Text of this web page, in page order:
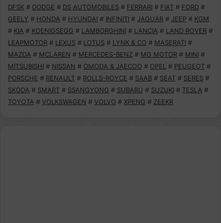
DFSK # DODGE # DS AUTOMOBILES # FERRARI # FIAT # FORD #
GEELY # HONDA # HYUNDAI # INFINITI # JAGUAR # JEEP # KGM
# KIA # KOENIGSEGG # LAMBORGHINI # LANCIA # LAND ROVER #
LEAPMOTOR # LEXUS # LOTUS # LYNK & CO # MASERATI #
MAZDA # MCLAREN # MERCEDES-BENZ # MG MOTOR # MINI #
MITSUBISHI # NISSAN # OMODA & JAECOO # OPEL # PEUGEOT #
PORSCHE # RENAULT # ROLLS-ROYCE # SAAB # SEAT # SERES #
SKODA # SMART # SSANGYONG # SUBARU # SUZUKI # TESLA #
TOYOTA # VOLKSWAGEN # VOLVO # XPENG # ZEEKR